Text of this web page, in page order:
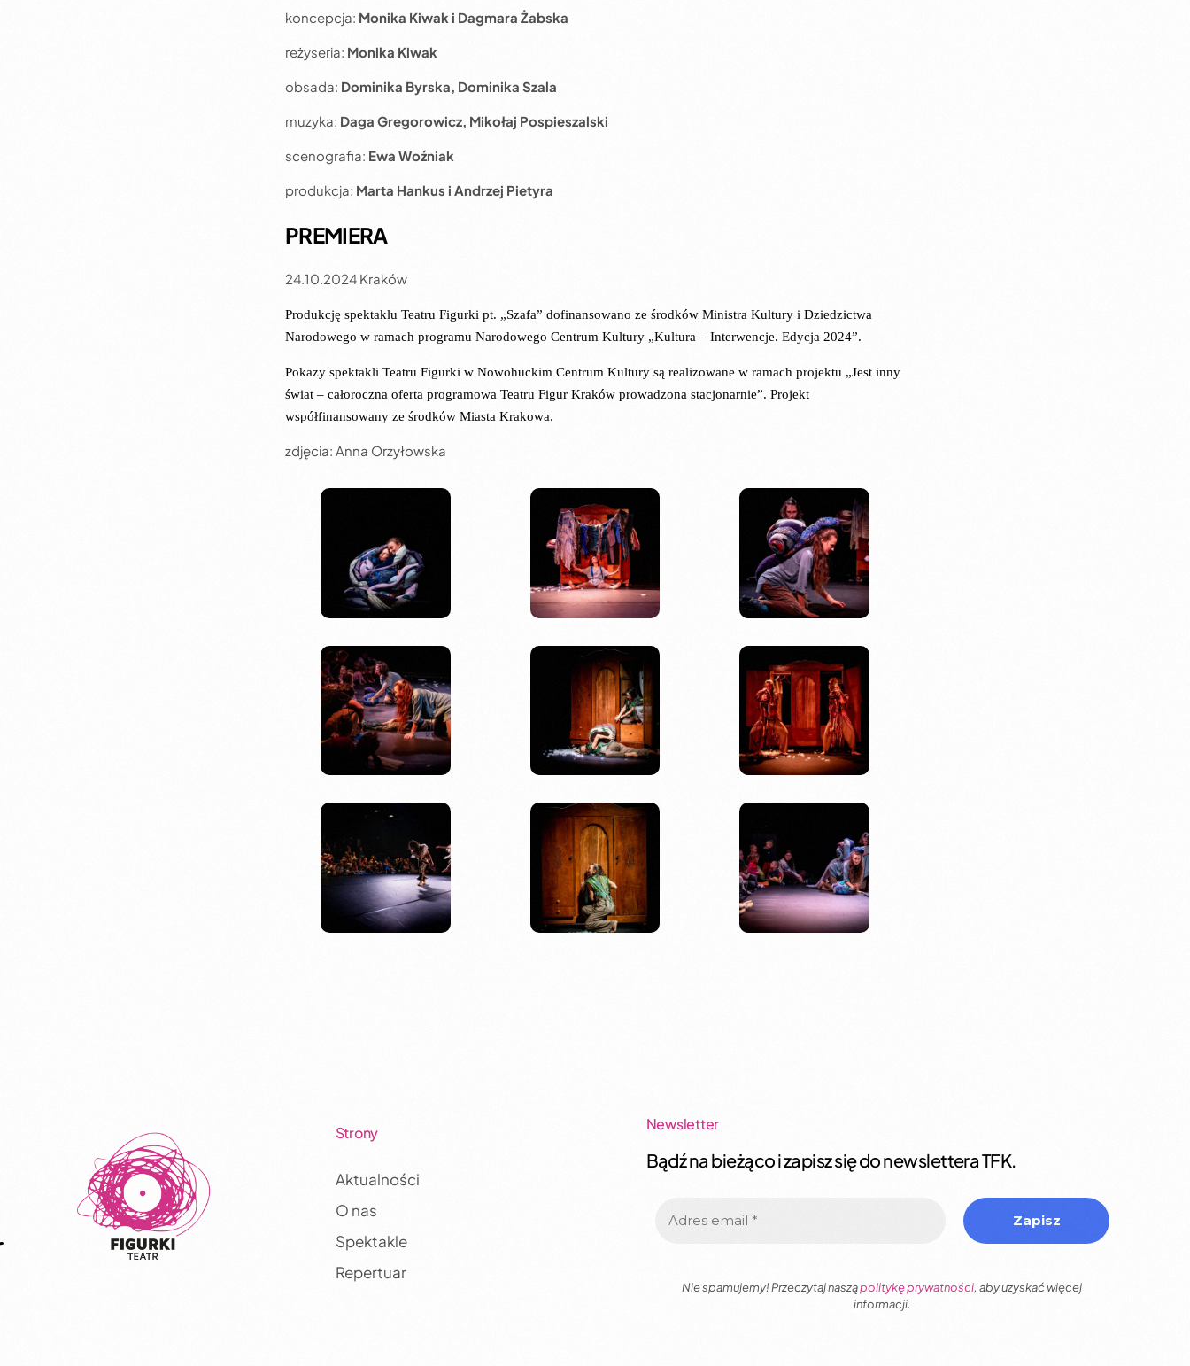
koncepcja: Monika Kiwak i Dagmara Żabska
reżyseria: Monika Kiwak
obsada: Dominika Byrska, Dominika Szala
muzyka: Daga Gregorowicz, Mikołaj Pospieszalski
scenografia: Ewa Woźniak
produkcja: Marta Hankus i Andrzej Pietyra
PREMIERA
24.10.2024 Kraków
Produkcję spektaklu Teatru Figurki pt. „Szafa” dofinansowano ze środków Ministra Kultury i Dziedzictwa
Narodowego w ramach programu Narodowego Centrum Kultury „Kultura – Interwencje. Edycja 2024”.
Pokazy spektakli Teatru Figurki w Nowohuckim Centrum Kultury są realizowane w ramach projektu „Jest inny
świat – całoroczna oferta programowa Teatru Figur Kraków prowadzona stacjonarnie”. Projekt
współfinansowany ze środków Miasta Krakowa.
zdjęcia: Anna Orzyłowska
Strony
Aktualności
O nas
Spektakle
Repertuar
Newsletter
Bądź na bieżąco i zapisz się do newslettera TFK.
Nie spamujemy! Przeczytaj nasząpolitykę prywatności, aby uzyskać więcej
informacji.